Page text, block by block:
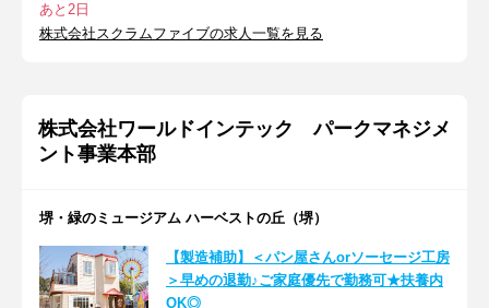
あと2日
株式会社スクラムファイブの求人一覧を見る
株式会社ワールドインテック パークマネジメ
ント事業本部
堺・緑のミュージアム ハーベストの丘（堺）
【製造補助】＜パン屋さんorソーセージ工房
＞早めの退勤♪ご家庭優先で勤務可★扶養内
OK◎